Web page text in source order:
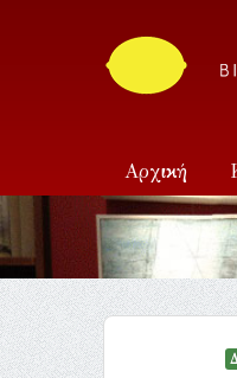
Αρχική
Επικοινωνία